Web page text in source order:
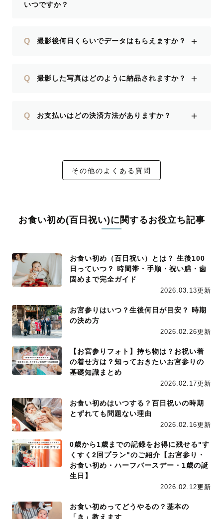
いつですか？
Q 撮影後何日くらいでデータはもらえますか？ ＋
Q 撮影した写真はどのように納品されますか？ ＋
Q お支払いはどの決済方法がありますか？ ＋
その他のよくある質問
お食い初め(百日祝い)に関するお役立ち記事
お食い初め（百日祝い）とは？ 生後100
日っていつ？ 時間帯・手順・祝い膳・歯
固めまで完全ガイド
2026.03.13更新
お宮参りはいつ？生後何日が目安？ 時期
の決め方
2026.02.26更新
【お宮参りフォト】持ち物は？お祝い着
の着せ方は？知っておきたいお宮参りの
基礎知識まとめ
2026.02.17更新
お食い初めはいつする？百日祝いの時期
とずれても問題ない理由
2026.02.16更新
0歳から1歳までの記録をお得に残せる"す
くすく2回プラン"のご紹介【お宮参り・
お食い初め・ハーフバースデー・1歳の誕
生日】
2026.02.12更新
お食い初めってどうやるの？基本の
「き」教えます